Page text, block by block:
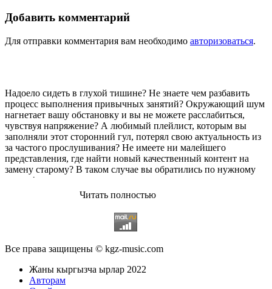
Добавить комментарий
Для отправки комментария вам необходимо авторизоваться.
Надоело сидеть в глухой тишине? Не знаете чем разбавить
процесс выполнения привычных занятий? Окружающий шум
нагнетает вашу обстановку и вы не можете расслабиться,
чувствуя напряжение? А любимый плейлист, которым вы
заполняли этот сторонний гул, потерял свою актуальность из
за частого прослушивания? Не имеете ни малейшего
представления, где найти новый качественный контент на
замену старому? В таком случае вы обратились по нужному
адресу!
Музыкальный портал KGZ Musicс большой радостью
приветствует своих старых и новых слушателей! Специально
для вас мы заготовили чудесную подборку самых лучших
песен всех времён во всех жанровых стилистиках. Огромное
количество старых и новых треков, самые востребованные и
популярные композиции отечественных и зарубежных
исполнителей на музыкальном портале KGZ Music!
Мы предоставляем вашему вниманию богатую коллекцию
Читать полностью
Все права защищены © kgz-music.com
Жаны кыргызча ырлар 2022
Авторам